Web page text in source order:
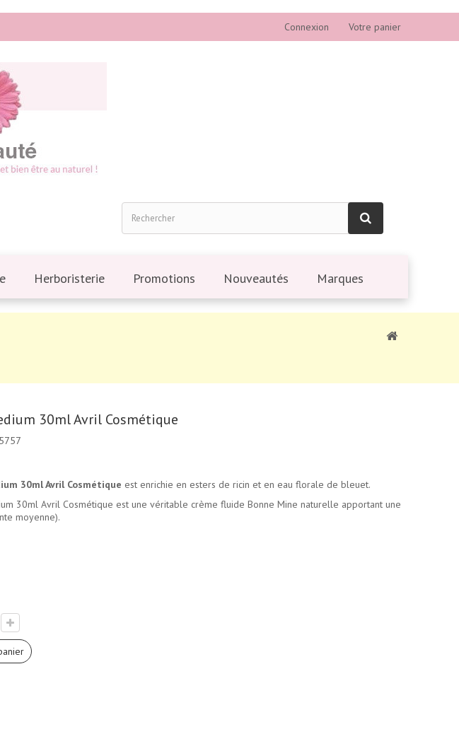
Connexion Votre panier
Herboristerie Promotions Nouveautés Marques
30ml Avril Cosmétique
30ml Avril Cosmétique est enrichie en esters de ricin et en eau florale de bleuet.
30ml Avril Cosmétique est une véritable crème fluide Bonne Mine naturelle apportant une
moyenne).